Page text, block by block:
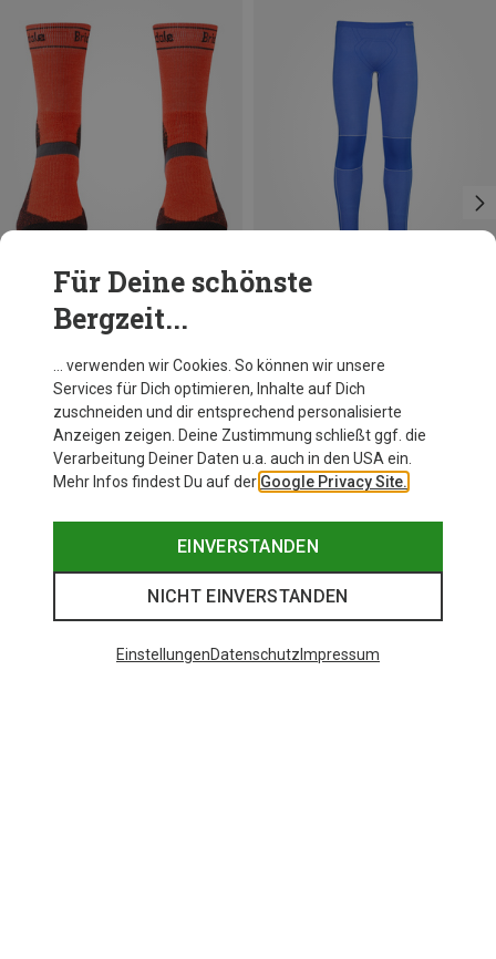
Bridgedale
Herren MTB Winter Weight T2 Merino Socken
36|37|38|39
40|41|42|43
44|45|46|47
48|49|50|51
Für Deine schönste
Bergzeit...
… verwenden wir Cookies. So können wir unsere
Services für Dich optimieren, Inhalte auf Dich
zuschneiden und dir entsprechend personalisierte
Anzeigen zeigen. Deine Zustimmung schließt ggf. die
Verarbeitung Deiner Daten u.a. auch in den USA ein.
Mehr Infos findest Du auf der Google Privacy Site.
EINVERSTANDEN
NICHT EINVERSTANDEN
EinstellungenDatenschutz Impressum